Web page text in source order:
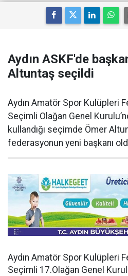
Aydın ASKF'de
Altuntaş seçildi
Aydın Amatör Spor Kulüpleri
Seçimli Olağan Genel
kullandığı seçimde Ömer
federasyonun yeni başkanı
Aydın Amatör Spor Kulüpleri
Seçimli 17.Olağan Genel